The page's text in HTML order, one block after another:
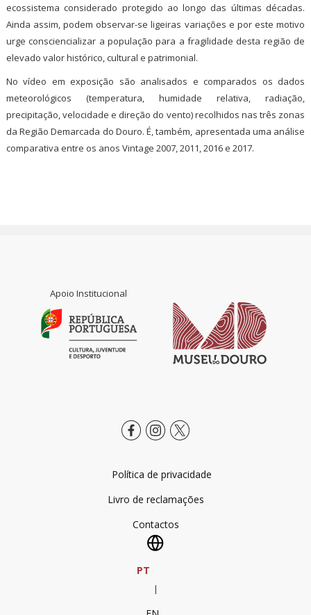
ecossistema considerado protegido ao longo das últimas décadas.
Ainda assim, podem observar-se ligeiras variações e por este motivo
urge consciencializar a população para a fragilidade desta região de
elevado valor histórico, cultural e patrimonial.
No vídeo em exposição são analisados e comparados os dados
meteorológicos (temperatura, humidade relativa, radiação,
precipitação, velocidade e direção do vento) recolhidos nas três zonas
da Região Demarcada do Douro. É, também, apresentada uma análise
comparativa entre os anos Vintage 2007, 2011, 2016 e 2017.
Apoio Institucional
Política de privacidade
Livro de reclamações
Contactos
PT
|